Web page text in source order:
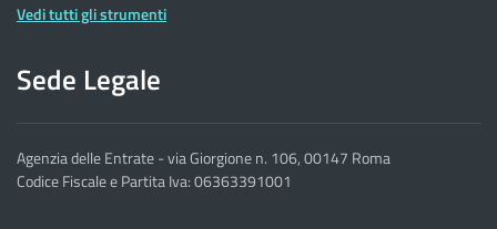
Vedi tutti gli strumenti
Sede Legale
Agenzia delle Entrate - via Giorgione n. 106, 00147 Roma
Codice Fiscale e Partita Iva: 06363391001